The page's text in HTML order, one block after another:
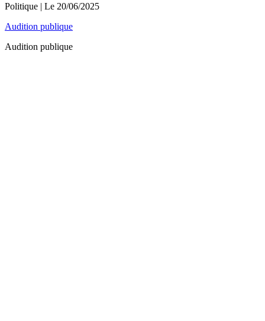
Politique | Le 20/06/2025
Audition publique
Audition publique